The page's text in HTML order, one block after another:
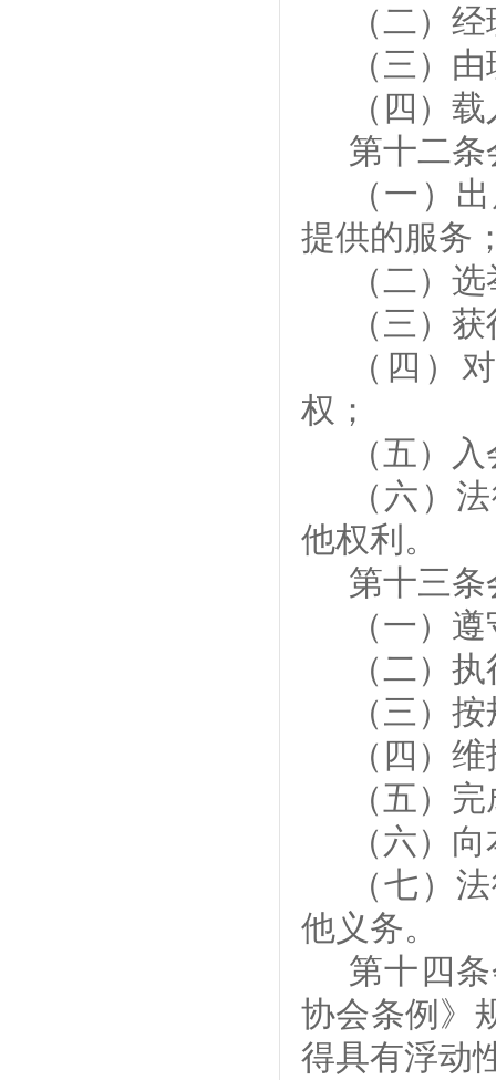
（二）
（三 ）
（ 四 ）
第十二条
（一）
提供的服务
（二）
（三）
（四）
权；
（五）
（ 六 ）
他权利 。
第十三条
（一）
（二）
（三）
（四）
（五）
（六）
（七 ）
他义务。
第十四条
协会条例》
得具有浮动